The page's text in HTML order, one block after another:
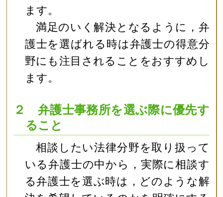
ます。
満足のいく解決となるように，弁
護士を選ばれる時は弁護士の得意分
野にも注目されることをおすすめし
ます。
２ 弁護士事務所を選ぶ際に優先す
ること
相談したい法律分野を取り扱って
いる弁護士の中から，実際に相談す
る弁護士を選ぶ時は，どのような解